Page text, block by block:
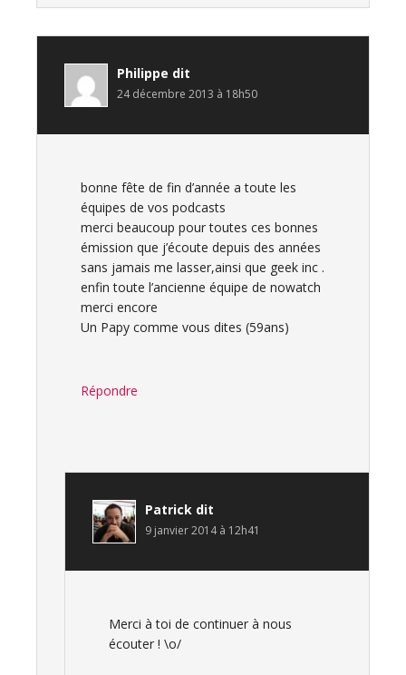
Philippe dit
24 décembre 2013 à 18h50
bonne fête de fin d’année a toute les
équipes de vos podcasts
merci beaucoup pour toutes ces bonnes
émission que j’écoute depuis des années
sans jamais me lasser,ainsi que geek inc .
enfin toute l’ancienne équipe de nowatch
merci encore
Un Papy comme vous dites (59ans)
Répondre
Patrick dit
9 janvier 2014 à 12h41
Merci à toi de continuer à nous
écouter ! \o/